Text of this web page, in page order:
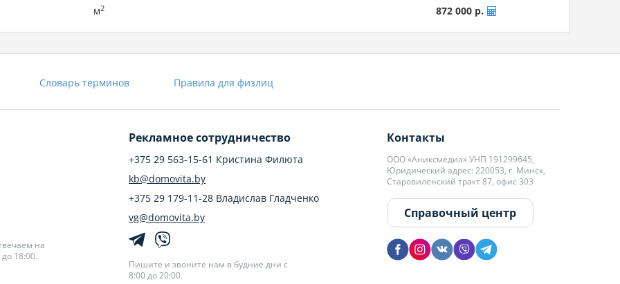
м2 872 000 р.
Словарь терминов Правила для физлиц
на
18:00.
Рекламное сотрудничество
+375 29 563-15-61 Кристина Филюта
kb@domovita.by
+375 29 179-11-28 Владислав Гладченко
vg@domovita.by
Пишите и звоните нам в будние дни с
8:00 до 20:00.
Контакты
ООО «Аниксмедиа» УНП 191299645,
Юридический адрес: 220053, г. Минск,
Старовиленский тракт 87, офис 303
Справочный центр